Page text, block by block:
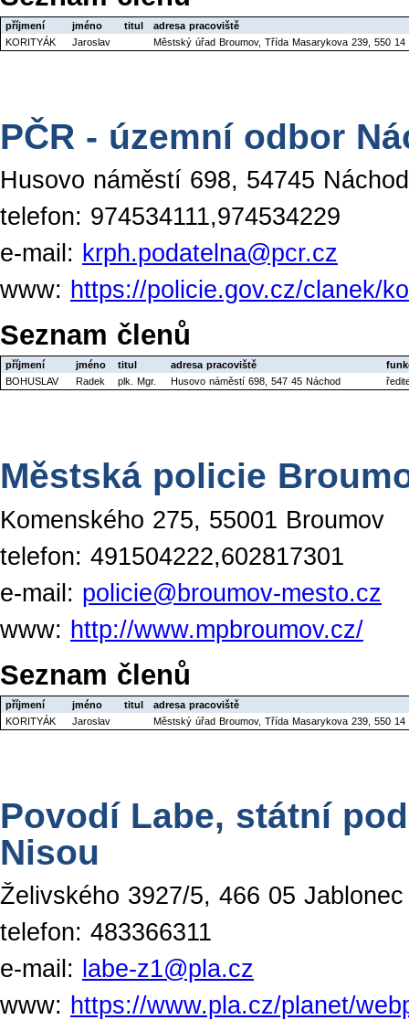
příjmení jméno titul
adresa pracoviště
KORITYÁK
Jaroslav Městský úřad Broumov, Třída Masarykova 239, 550 14
PČR - územní odbor
Husovo náměstí 698, 54745 Náchod
telefon: 974534111,974534229
e-mail: krph.podatelna@pcr.cz
www: https://policie.gov.cz/clanek/
Seznam členů
příjmení jméno titul adresa pracoviště
BOHUSLAV
Radek plk. Mgr. Husovo náměstí 698, 547 45 Náchod
Městská policie
Komenského 275, 55001 Broumov
telefon: 491504222,602817301
e-mail: policie@broumov-mesto.cz
www: http://www.mpbroumov.cz/
Seznam členů
příjmení jméno titul
adresa pracoviště
KORITYÁK
Jaroslav Městský úřad Broumov, Třída Masarykova 239, 550 14
Povodí Labe, státní
Nisou
Želivského 3927/5, 466 05
telefon: 483366311
e-mail:
labe-z1@pla.cz
www: https://www.pla.cz/planet/